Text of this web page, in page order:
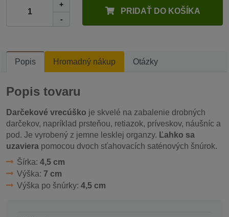
+
-
PRIDAŤ DO KOŠÍKA
Popis Hromadný nákup Otázky
Popis tovaru
Darčekové vrecúško je skvelé na zabalenie drobných
darčekov, napríklad prsteňou, retiazok, príveskov, náušníc a
pod. Je vyrobený z jemne lesklej organzy. Ľahko sa
uzaviera pomocou dvoch sťahovacích saténových šnúrok.
Šírka: 4,5 cm
Výška: 7 cm
Výška po šnúrky: 4,5 cm